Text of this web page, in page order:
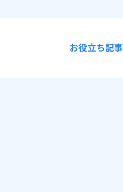
お役立ち記事